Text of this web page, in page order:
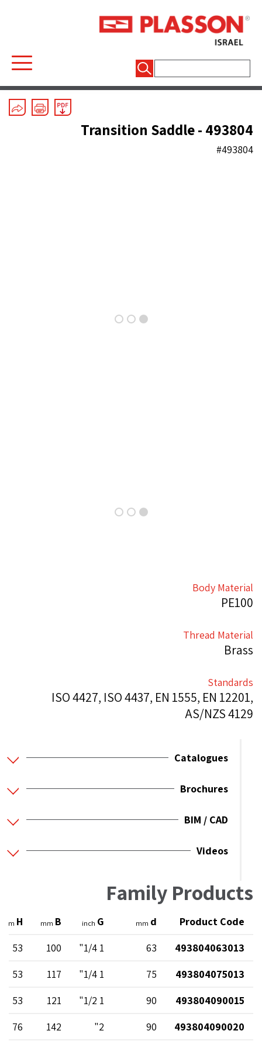
Electrofusion/Saddles
Transition Saddle - 493804
#493804
Body Material
PE100
Thread Material
Brass
Standards
ISO 4427, ISO 4437, EN 1555, EN 12201,
AS/NZS 4129
Catalogues
Brochures
BIM / CAD
Videos
Family Products
Product Code
d
mm
G
inch
B
mm
H
mm
493804063013
63
1 1/4"
100
53
493804075013
75
1 1/4"
117
53
493804090015
90
1 1/2"
121
53
493804090020
90
2"
142
76